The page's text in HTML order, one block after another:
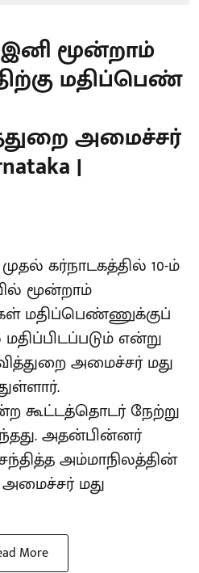
மூன்றாம்
மதிப்பெண்
அமைச்சர்
|
கர்நாடகத்தில் 10-ம்
மூன்றாம்
மதிப்பெண்ணுக்குப்
என்று
அமைச்சர் மது
கூட்டத்தொடர் நேற்று
அதன்பின்னர்
அம்மாநிலத்தின்
மது
More